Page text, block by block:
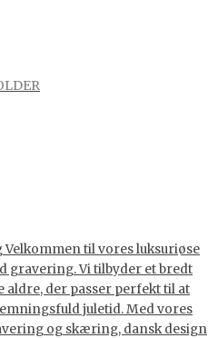
til vores luksuriøse
gravering. Vi tilbyder et bredt
aldre, der passer perfekt til at
juletid. Med vores
og skæring, dansk design